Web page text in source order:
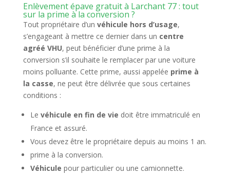
Enlèvement épave gratuit à Larchant 77 : tout
sur la prime à la conversion ?
Tout propriétaire d’un véhicule hors d’usage,
s’engageant à mettre ce dernier dans un centre
agréé VHU, peut bénéficier d’une prime à la
conversion s’il souhaite le remplacer par une voiture
moins polluante. Cette prime, aussi appelée prime à
la casse, ne peut être délivrée que sous certaines
conditions :
Le véhicule en fin de vie doit être immatriculé en
France et assuré.
Vous devez être le propriétaire depuis au moins 1 an.
prime à la conversion.
Véhicule pour particulier ou une camionnette.